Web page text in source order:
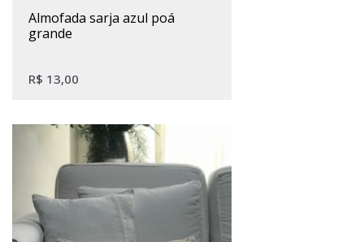
almofada sarja azul poá
grande
R$ 13,00